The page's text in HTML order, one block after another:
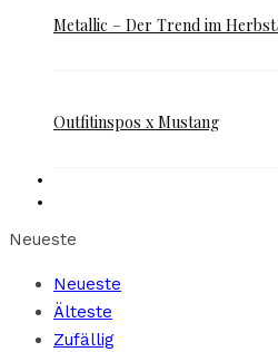
Metallic – Der Trend im
Outfitinspos x Mustang
Neueste
Neueste
Älteste
Zufällig